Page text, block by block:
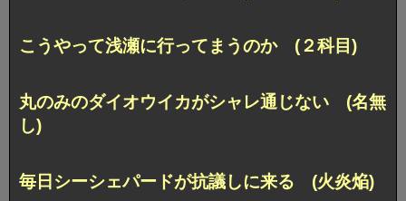
こうやって浅瀬に行ってまうのか (２科目)
丸のみのダイオウイカがシャレ通じない (名無
し)
毎日シーシェパードが抗議しに来る (火炎焔)